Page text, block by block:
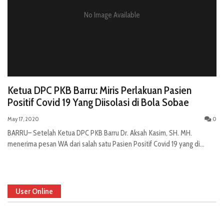
No Image Available
Ketua DPC PKB Barru: Miris Perlakuan Pasien
Positif Covid 19 Yang Diisolasi di Bola Sobae
May 17, 2020 0
BARRU– Setelah Ketua DPC PKB Barru Dr. Aksah Kasim, SH. MH.
menerima pesan WA dari salah satu Pasien Positif Covid 19 yang di...
User Online